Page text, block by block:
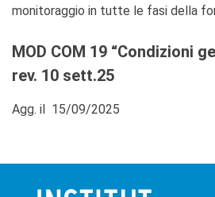
monitoraggio in tutte le fasi della
MOD COM 19 “Condizioni
rev. 10 sett.25
Agg. il 15/09/2025